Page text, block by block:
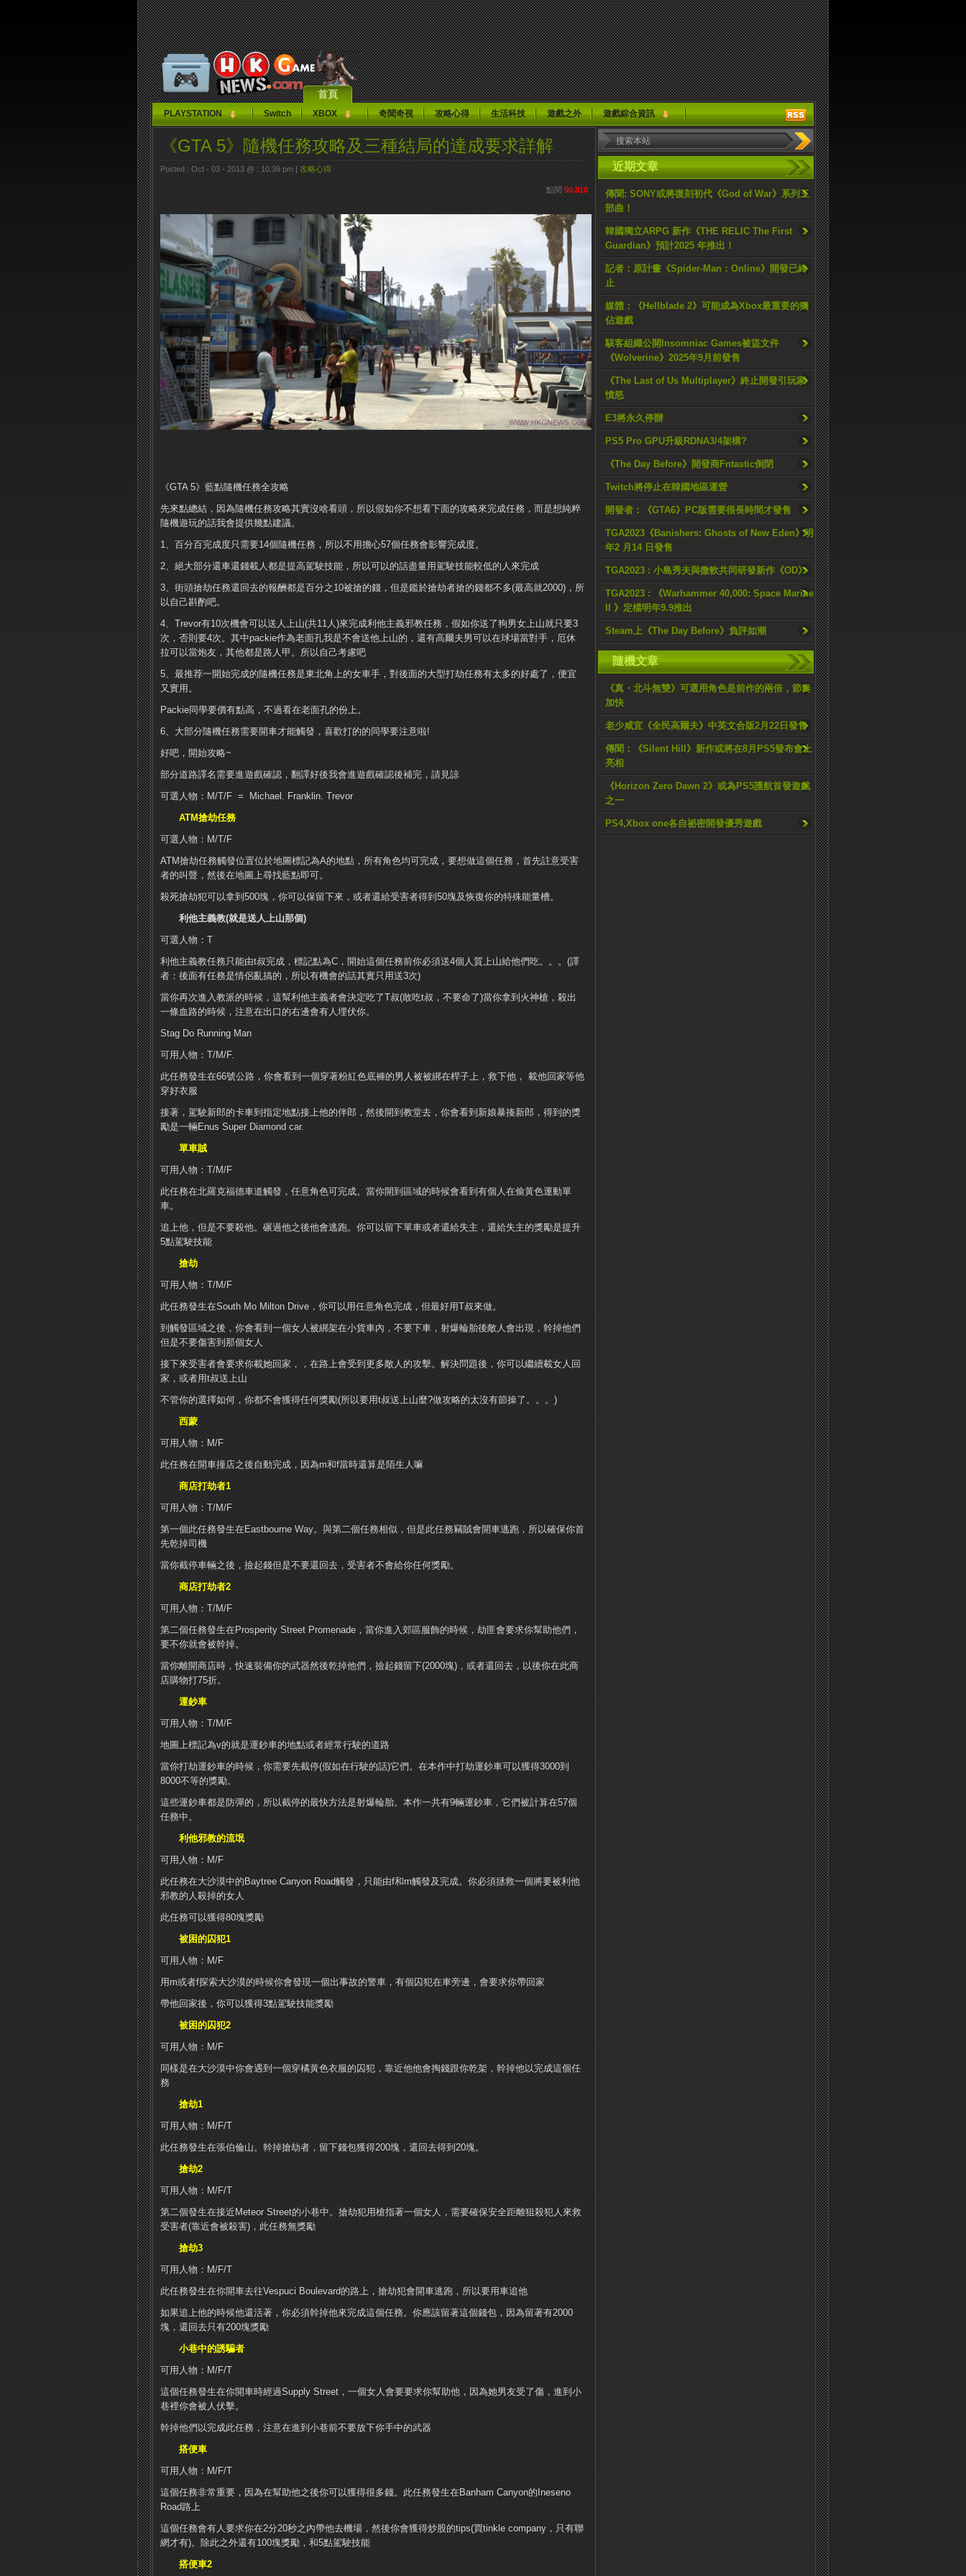
首頁
PLAYSTATION Switch XBOX 奇聞奇視 攻略心得 生活科技 遊戲之外 遊戲綜合資訊
近期文章
傳聞: SONY或將復刻初代《God of War》系列三
部曲！
韓國獨立ARPG 新作《THE RELIC The First
Guardian》預計2025 年推出！
記者：原計畫《Spider-Man：Online》開發已終
止
媒體：《Hellblade 2》可能成為Xbox最重要的獨
佔遊戲
駭客組織公開Insomniac Games被盜文件
《Wolverine》2025年9月前發售
《The Last of Us Multiplayer》終止開發引玩家
憤怒
E3將永久停辦
PS5 Pro GPU升級RDNA3/4架構?
《The Day Before》開發商Fntastic倒閉
Twitch將停止在韓國地區運營
開發者：《GTA6》PC版需要很長時間才發售
TGA2023《Banishers: Ghosts of New Eden》明
年2 月14 日發售
TGA2023 : 小島秀夫與微軟共同研發新作《OD》
TGA2023 : 《Warhammer 40,000: Space Marine
II 》定檔明年9.9推出
Steam上《The Day Before》負評如潮
隨機文章
《真・北斗無雙》可選用角色是前作的兩倍，節奏
加快
老少咸宜《全民高爾夫》中英文合版2月22日發售
傳聞：《Silent Hill》新作或將在8月PS5發布會上
亮相
《Horizon Zero Dawn 2》或為PS5護航首發遊戲
之一
PS4,Xbox one各自祕密開發優秀遊戲
《GTA 5》隨機任務攻略及三種結局的達成要求詳解
Posted : Oct - 03 - 2013 @ : 10:39 pm | 攻略心得
點閱 50,810
《GTA 5》藍點隨機任務全攻略
先來點總結，因為隨機任務攻​​略其實沒啥看頭，所以假如你不想看下面的攻略來完成任務，而是想純粹
隨機遊玩的話我會提供幾點建議。
1、百分百完成度只需要14個隨機任務，所以不用擔心57個任務會影響完成度。
2、絕大部分還車還錢載人都是提高駕駛技能，所以可以的話盡量用駕駛技能較低的人來完成
3、街頭搶劫任務還回去的報酬都是百分之10被搶的錢，但是鑑於搶劫者搶的錢都不多(最高就2000)，所
以自己斟酌吧。
4、Trevor有10次機會可以送人上山(共11人)來完成利他主義邪教任務，假如你送了狗男女上山就只要3
次，否則要4次。其中packie作為老面孔我是不會送他上山的，還有高爾夫男可以在球場當對手，厄休
拉可以當炮友，其他都是路人甲。所以自己考慮吧
5、最推荐一開始完成的隨機任務是東北角上的女車手，對後面的大型打劫任務有太多的好處了，便宜
又實用。
Packie同學要價有點高，不過看在老面孔的份上。
6、大部分隨機任務需要開車才能觸發，喜歡打的的同學要注意啦!
好吧，開始攻略~
部分道路譯名需要進遊戲確認，翻譯好後我會進遊戲確認後補完，請見諒
可選人物：M/T/F = Michael. Franklin. Trevor
ATM搶劫任務
可選人物：M/T/F
ATM搶劫任務觸發位置位於地圖標記為A的地點，所有角色均可完成，要想做這個任務，首先註意受害
者的叫聲，然後在地圖上尋找藍點即可。
殺死搶劫犯可以拿到500塊，你可以保留下來，或者還給受害者得到50塊及恢復你的特殊能量槽。
利他主義教(就是送人上山那個)
可選人物：T
利他主義教任務只能由t叔完成，標記點為C，開始這個任務前你必須送4個人質上山給他們吃。。。(譯
者：後面有任務是情侶亂搞的，所以有機會的話其實只用送3次)
當你再次進入教派的時候，這幫利他主義者會決定吃了T叔(敢吃t叔，不要命了)當你拿到火神槍，殺出
一條血路的時候，注意在出口的右邊會有人埋伏你。
Stag Do Running Man
可用人物：T/M/F.
此任務發生在66號公路，你會看到一個穿著粉紅色底褲的男人被被綁在桿子上，救下他， 載他回家等他
穿好衣服
接著，駕駛新郎的卡車到指定地點接上他的伴郎，然後開到教堂去，你會看到新娘暴揍新郎，得到的獎
勵是一輛Enus Super Diamond car.
單車賊
可用人物：T/M/F
此任務在北羅克福德車道觸發，任意角色可完成。當你開到區域的時候會看到有個人在偷黃色運動單
車。
追上他，但是不要殺他。碾過他之後他會逃跑。你可以留下單車或者還給失主，還給失主的獎勵是提升
5點駕駛技能
搶劫
可用人物：T/M/F
此任務發生在South Mo Milton Drive，你可以用任意角色完成，但最好用T叔來做。
到觸發區域之後，你會看到一個女人被綁架在小貨車內，不要下車，射爆輪胎後敵人會出現，幹掉他們
但是不要傷害到那個女人
接下來受害者會要求你載她回家，，在路上會受到更多敵人的攻擊。解決問題後，你可以繼續載女人回
家，或者用t叔送上山
不管你的選擇如何，你都不會獲得任何獎勵(所以要用t叔送上山麼?做攻略的太沒有節操了。。。)
西蒙
可用人物：M/F
此任務在開車撞店之後自動完成，因為m和f當時還算是陌生人嘛
商店打劫者1
可用人物：T/M/F
第一個此任務發生在Eastbourne Way。與第二個任務相似，但是此任務竊賊會開車逃跑，所以確保你首
先乾掉司機
當你截停車輛之後，撿起錢但是不要還回去，受害者不會給你任何獎勵。
商店打劫者2
可用人物：T/M/F
第二個任務發生在Prosperity Street Promenade，當你進入郊區服飾的時候，劫匪會要求你幫助他們，
要不你就會被幹掉。
當你離開商店時，快速裝備你的武器然後乾掉他們，撿起錢留下(2000塊)，或者還回去，以後你在此商
店購物打75折。
運鈔車
可用人物：T/M/F
地圖上標記為v的就是運鈔車的地點或者經常行駛的道路
當你打劫運鈔車的時候，你需要先截停(假如在行駛的話)它們。在本作中打劫運鈔車可以獲得3000到
8000不等的獎勵。
這些運鈔車都是防彈的，所以截停的最快方法是射爆輪胎。本作一共有9輛運鈔車，它們被計算在57個
任務中。
利他邪教的流氓
可用人物：M/F
此任務在大沙漠中的Baytree Canyon Road觸發，只能由f和m觸發及完成。你必須拯救一個將要被利他
邪教的人殺掉的女人
此任務可以獲得80塊獎勵
被困的囚犯1
可用人物：M/F
用m或者f探索大沙漠的時候你會發現一個出事故的警車，有個囚犯在車旁邊，會要求你帶回家
帶他回家後，你可以獲得3點駕駛技能獎勵
被困的囚犯2
可用人物：M/F
同樣是在大沙漠中你會遇到一個穿橘黃色衣服的囚犯，靠近他他會掏錢跟你乾架，幹掉他以完成這個任
務
搶劫1
可用人物：M/F/T
此任務發生在張伯倫山。幹掉搶劫者，留下錢包獲得200塊，還回去得到20塊。
搶劫2
可用人物：M/F/T
第二個發生在接近Meteor Street的小巷中。搶劫犯用槍指著一個女人，需要確保安全距離狙殺犯人來救
受害者(靠近會被殺害)，此任務無獎勵
搶劫3
可用人物：M/F/T
此任務發生在你開車去往Vespuci Boulevard的路上，搶劫犯會開車逃跑，所以要用車追他
如果追上他的時候他還活著，你必須幹掉他來完成這個任務。你應該留著這個錢包，因為留著有2000
塊，還回去只有200塊獎勵
小巷中的誘騙者
可用人物：M/F/T
這個任務發生在你開車時經過Supply Street，一個女人會要要求你幫助他，因為她男友受了傷，進到小
巷裡你會被人伏擊。
幹掉他們以完成此任務，注意在進到小巷前不要放下你手中的武器
搭便車
可用人物：M/F/T
這個任務非常重要，因為在幫助他之後你可以獲得很多錢。此任務發生在Banham Canyon的Ineseno
Road路上
這個任務會有人要求你在2分20秒之內帶他去機場，然後你會獲得炒股的tips(買tinkle company，只有聯
網才有)。除此之外還有100塊獎勵，和5點駕駛技能
搭便車2